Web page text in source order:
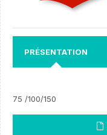
PRÉSENTATION
75 /100/150